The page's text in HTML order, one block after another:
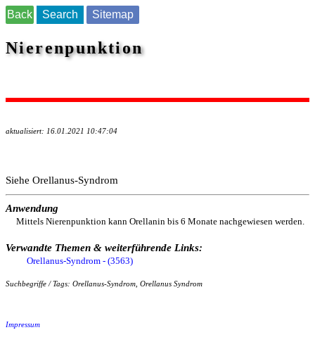
Back Search Sitemap
Nierenpunktion
aktualisiert: 16.01.2021 10:47:04
Siehe Orellanus-Syndrom
Anwendung
Mittels Nierenpunktion kann Orellanin bis 6 Monate nachgewiesen werden.
Verwandte Themen & weiterführende Links:
Orellanus-Syndrom - (3563)
Suchbegriffe / Tags: Orellanus-Syndrom, Orellanus Syndrom
Impressum